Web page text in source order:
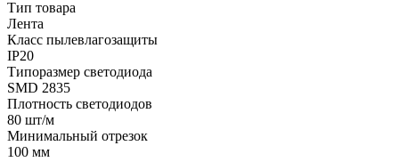
Тип товара
Лента
Класс пылевлагозащиты
IP20
Типоразмер светодиода
SMD 2835
Плотность светодиодов
80 шт/м
Минимальный отрезок
100 мм